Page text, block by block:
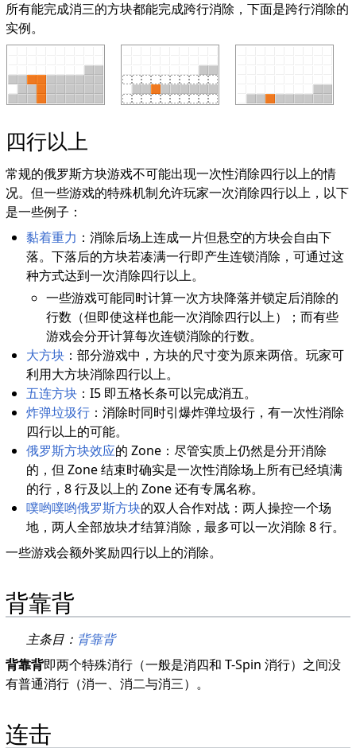
所有能完成消三的方块都能完成跨行消除，下面是跨行消除的
实例。
四行以上
常规的俄罗斯方块游戏不可能出现一次性消除四行以上的情
况。但一些游戏的特殊机制允许玩家一次消除四行以上，以下
是一些例子：
黏着重力 ：消除后场上连成一片但悬空的方块会自由下
落。下落后的方块若凑满一行即产生连锁消除，可通过这
种方式达到一次消除四行以上。
一些游戏可能同时计算一次方块降落并锁定后消除的
行数（但即使这样也能一次消除四行以上）；而有些
游戏会分开计算每次连锁消除的行数。
大方块：部分游戏中，方块的尺寸变为原来两倍。玩家可
利用大方块消除四行以上。
五连方块：I5 即五格长条可以完成消五。
炸弹垃圾行：消除时同时引爆炸弹垃圾行，有一次性消除
四行以上的可能。
俄罗斯方块效应的 Zone：尽管实质上仍然是分开消除
的，但 Zone 结束时确实是一次性消除场上所有已经填满
的行，8 行及以上的 Zone 还有专属名称。
噗哟噗哟俄罗斯方块的双人合作对战：两人操控一个场
地，两人全部放块才结算消除，最多可以一次消除 8 行。
一些游戏会额外奖励四行以上的消除。
背靠背
主条目： 背靠背
背靠背即两个特殊消行（一般是消四和 T-Spin 消行）之间没
有普通消行（消一、消二与消三）。
连击